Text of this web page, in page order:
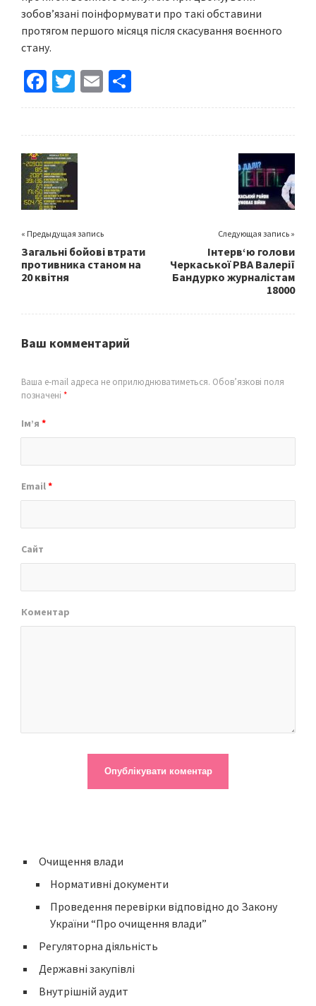
зобов’язані поінформувати про такі обставини
протягом першого місяця після скасування воєнного
стану.
Fa
ce
o
o
k
T
wi
er
E
m h
« Предыдущая запись
Загальні бойові втрати
противника станом на
20 квітня
Следующая запись »
Інтерв‘ю голови
Черкаської РВА Валерії
Бандурко журналістам
18000
Ваш комментарий
Ваша e-mail адреса не оприлюднюватиметься. Обов’язкові поля
позначені *
Ім’я *
Email*
Сайт
Коментар
Очищення влади
Нормативні документи
Проведення перевірки відповідно до Закону
України “Про очищення влади”
Регуляторна діяльність
Державні закупівлі
Внутрішній аудит